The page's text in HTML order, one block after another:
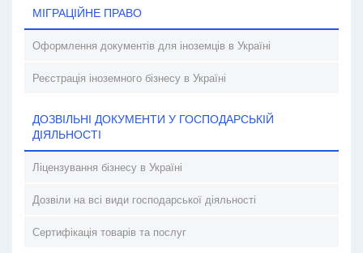
МІГРАЦІЙНЕ ПРАВО
Оформлення документів для іноземців в Україні
Реєстрація іноземного бізнесу в Україні
ДОЗВІЛЬНІ ДОКУМЕНТИ У ГОСПОДАРСЬКІЙ
ДІЯЛЬНОСТІ
Ліцензування бізнесу в Україні
Дозвіли на всі види господарської діяльності
Сертифікація товарів та послуг